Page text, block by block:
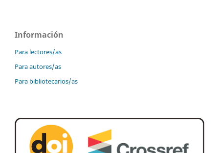
Información
Para lectores/as
Para autores/as
Para bibliotecarios/as